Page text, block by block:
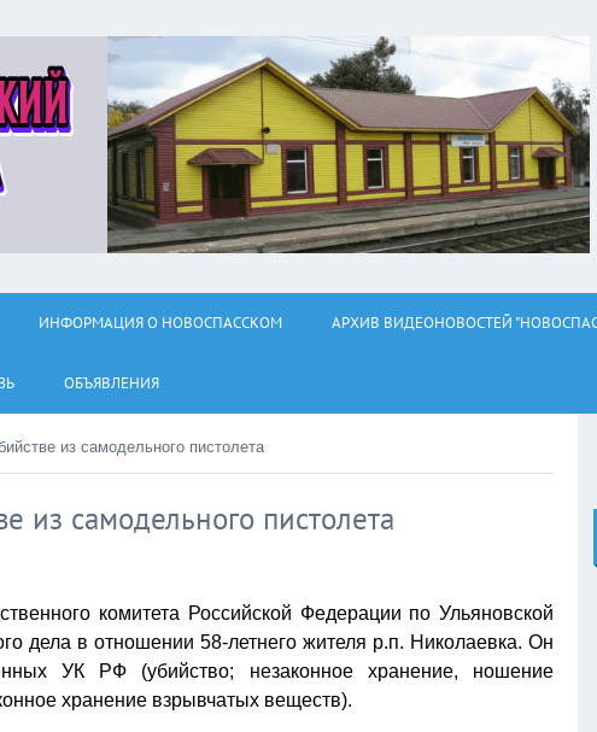
ИНФОРМАЦИЯ О НОВОСПАССКОМ АРХИВ ВИДЕОНОВОСТЕЙ
ОБЪЯВЛЕНИЯ
из самодельного пистолета
из самодельного пистолета
комитета Российской Федерации по Ульяновской
дела в отношении 58-летнего жителя р.п. Николаевка. Он
УК РФ (убийство; незаконное хранение, ношение
хранение взрывчатых веществ).